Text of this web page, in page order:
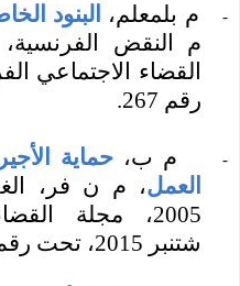
- م بلمعلم، البنود
م النقض الفرنسية، 18 سبتمبر 2002،
القضاء الاجتماعي
رقم 267.
- م ب، حماية
العمل
2005،
مجلة
شتنبر